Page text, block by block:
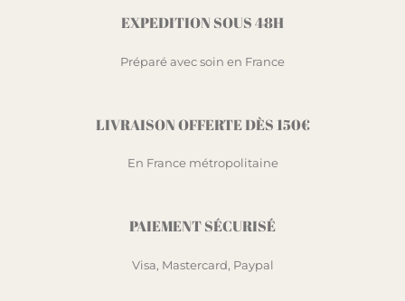
EXPEDITION SOUS 48H
Préparé avec soin en France
LIVRAISON OFFERTE DÈS 150€
En France métropolitaine
PAIEMENT SÉCURISÉ
Visa, Mastercard, Paypal